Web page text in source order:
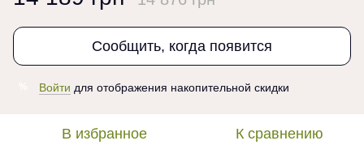
Сообщить, когда появится
Войти для отображения накопительной скидки
В избранное К сравнению